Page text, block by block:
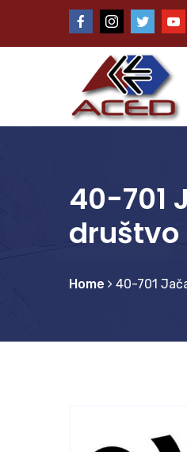
40-701
društvo
Home 40-701